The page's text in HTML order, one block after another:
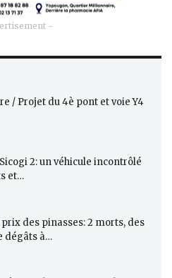
-
/ Projet du 4è pont et voie Y4
2: un véhicule incontrôlé
et…
prix des pinasses: 2 morts, des
dégâts à…